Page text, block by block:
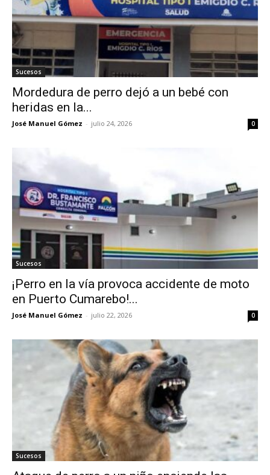
Sucesos
Mordedura de perro dejó a un bebé con
heridas en la...
José Manuel Gómez - julio 24, 2026 0
Sucesos
¡Perro en la vía provoca accidente de moto
en Puerto Cumarebo!...
José Manuel Gómez - julio 22, 2026 0
Sucesos